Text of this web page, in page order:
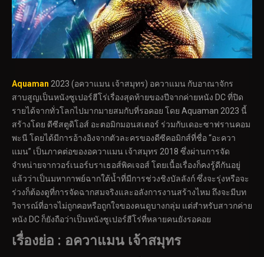
Aquaman 2023 (อควาแมน เจ้าสมุทร) อควาแมน กับอาณาจักร
สาบสูญเป็นหนังซูเปอร์ฮีโร่เรื่องสุดท้ายของปีจากค่ายหนัง DC ที่ปิด
รายได้จากทั่วโลกไปมากมายสมกับที่รอคอย โดย Aquaman 2023 นี้
สร้างโดย ดีซีสตูดิโอส์ อะตอมิกมอนสเตอร์ ร่วมกับเดอะซาฟรานคอม
พะนี โดยได้มีการอ้างอิงจากตัวละครของดีซีคอมิกส์ที่ชื่อ “อะควา
แมน” เป็นภาคต่อของอควาแมน เจ้าสมุทร 2018 ซึ่งผ่านการจัด
จำหน่ายจากวอร์เนอร์บราเธอส์พิคเจอส์ โดยเนื้อเรื่องก็คงรู้ดีกันอยู่
แล้วว่าเป็นมหากาพย์ฉากใต้น้ำที่มีการช่วงชิงบัลลังก์ ซึ่งจะรุ่งหรือจะ
ร่วงก็ต้องดูที่การจัดฉากสมจริงและอลังการงานสร้างไหม ถึงจะมีบท
วิจารณ์ที่อาจไม่ถูกคอหรือถูกใจของคนดูบางกลุ่ม แต่สำหรับสาวกค่าย
หนัง DC ก็ยังถือว่าเป็นหนังซูเปอร์ฮีโร่ที่หลายคนยังรอคอย
เรื่องย่อ : อควาแมน เจ้าสมุทร